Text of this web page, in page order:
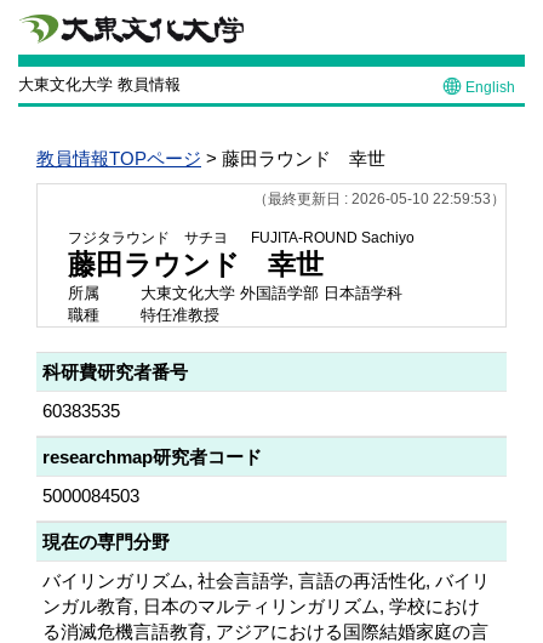
大東文化大学 教員情報 English
教員情報TOPページ > 藤田ラウンド 幸世
（最終更新日 : 2026-05-10 22:59:53）
フジタラウンド サチヨ FUJITA-ROUND Sachiyo
藤田ラウンド 幸世
所属
大東文化大学 外国語学部 日本語学科
職種
特任准教授
科研費研究者番号
60383535
researchmap研究者コード
5000084503
現在の専門分野
バイリンガリズム, 社会言語学, 言語の再活性化, バイリ
ンガル教育, 日本のマルティリンガリズム, 学校におけ
る消滅危機言語教育, アジアにおける国際結婚家庭の言